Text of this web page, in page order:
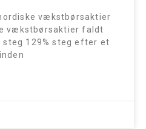
vækstbørsaktier
vækstbørsaktier faldt
steg 129% steg efter et